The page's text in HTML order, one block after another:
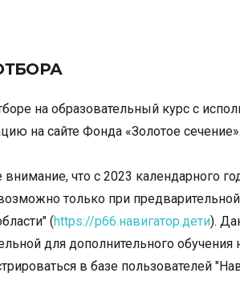
на образовательный курс с
на сайте Фонда «Золотое сечение».
что с 2023 календарного
только при
(https://р66.навигатор.дети).
для дополнительного
в базе пользователей